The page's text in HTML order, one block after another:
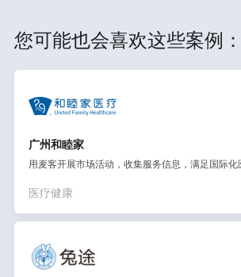
您可能也会喜欢这些案例：
广州和睦家
用麦客开展市场活动，收集服务信息，满足国际化
医疗健康